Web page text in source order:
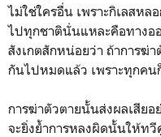
ไม่ใช่ใครอื่น เพราะกิเลสห
ไปทุกชาตินั่นแหละคือทาง
สังเกตสักหน่อยว่า ถ้าการฆ่
กันไปหมดแล้ว เพราะทุกค
การฆ่าตัวตายนั้นส่งผลเสีย
จะยิ่งย้ำการหลงผิดนั้นให้ท